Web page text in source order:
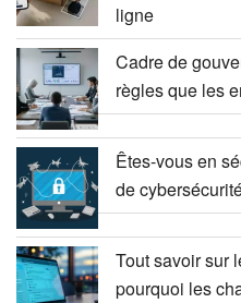
ligne
Cadre de
règles que les
Êtes-vous en
de
Tout savoir sur
pourquoi les